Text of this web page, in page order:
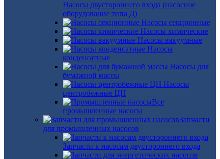
Насосы двустороннего входа (насосное
оборудование типа Д)
Насосы секционные
Насосы химические
Насосы вакуумные
Насосы
конденсатные
Насосы для
бумажной массы
Насосы
центробежные ЦН
Все
промышленные насосы
Запчасти
для промышленных насосов
Запчасти к насосам двустороннего входа